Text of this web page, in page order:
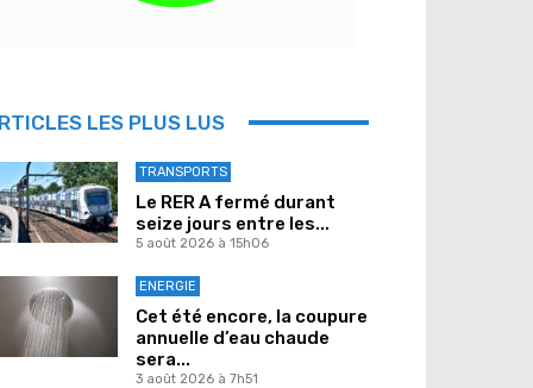
LES PLUS LUS
TRANSPORTS
Le RER A fermé durant
seize jours entre les...
5 août 2026 à 15h06
ENERGIE
Cet été encore, la coupure
annuelle d’eau chaude
sera...
3 août 2026 à 7h51